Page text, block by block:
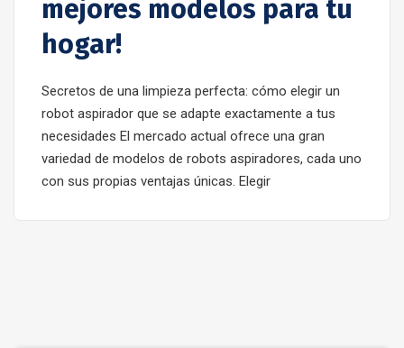
mejores modelos para tu
hogar!
Secretos de una limpieza perfecta: cómo elegir un
robot aspirador que se adapte exactamente a tus
necesidades El mercado actual ofrece una gran
variedad de modelos de robots aspiradores, cada uno
con sus propias ventajas únicas. Elegir